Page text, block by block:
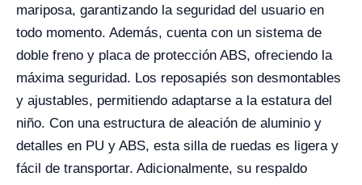
mariposa, garantizando la seguridad del usuario en
todo momento. Además, cuenta con un sistema de
doble freno y placa de protección ABS, ofreciendo la
máxima seguridad. Los reposapiés son desmontables
y ajustables, permitiendo adaptarse a la estatura del
niño. Con una estructura de aleación de aluminio y
detalles en PU y ABS, esta silla de ruedas es ligera y
fácil de transportar. Adicionalmente, su respaldo